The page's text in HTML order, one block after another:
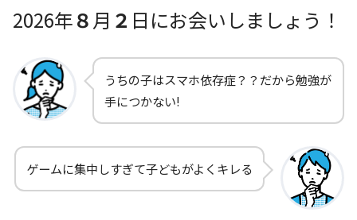
2026年８ 月 ２ 日にお会いしましょう！
うちの子はスマホ依存症？？だから勉強が
手につかない!
ゲームに集中しすぎて子どもがよくキレる